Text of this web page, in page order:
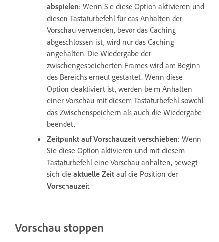
abspielen: Wenn Sie diese Option aktivieren und
diesen Tastaturbefehl für das Anhalten der
Vorschau verwenden, bevor das Caching
abgeschlossen ist, wird nur das Caching
angehalten. Die Wiedergabe der
zwischengespeicherten Frames wird am Beginn
des Bereichs erneut gestartet. Wenn diese
Option deaktiviert ist, werden beim Anhalten
einer Vorschau mit diesem Tastaturbefehl sowohl
das Zwischenspeichern als auch die Wiedergabe
beendet.
Zeitpunkt auf Vorschauzeit verschieben: Wenn
Sie diese Option aktivieren und mit diesem
Tastaturbefehl eine Vorschau anhalten, bewegt
sich die aktuelle Zeit auf die Position der
Vorschauzeit.
Vorschau stoppen